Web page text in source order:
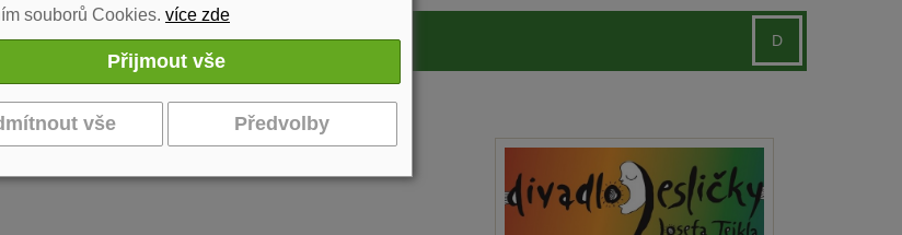
D
kapaicta
knih Evžena Bočka. Scénář a režie Jana Portyková.
souborů Cookies. více zde